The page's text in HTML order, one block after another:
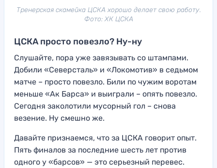
Тренерская скамейка ЦСКА хорошо делает свою работу.
Фото: ХК ЦСКА
ЦСКА просто повезло? Ну-ну
Слушайте, пора уже завязывать со штампами.
Добили «Северсталь» и «Локомотив» в седьмом
матче – просто повезло. Били по чужим воротам
меньше «Ак Барса» и выиграли – опять повезло.
Сегодня заколотили мусорный гол – снова
везение. Ну смешно же.
Давайте признаемся, что за ЦСКА говорит опыт.
Пять финалов за последние шесть лет против
одного у «барсов» — это серьезный перевес.